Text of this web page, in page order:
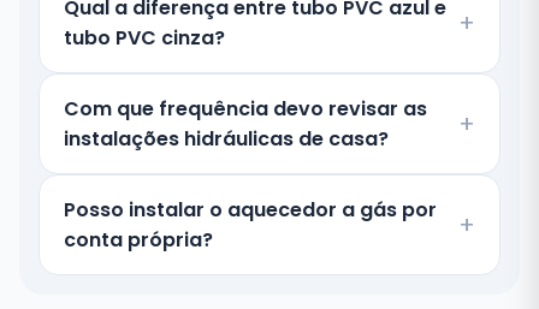
Qual a diferença entre tubo PVC azul e
tubo PVC cinza?
Com que frequência devo revisar as
instalações hidráulicas de casa?
Posso instalar o aquecedor a gás por
conta própria?